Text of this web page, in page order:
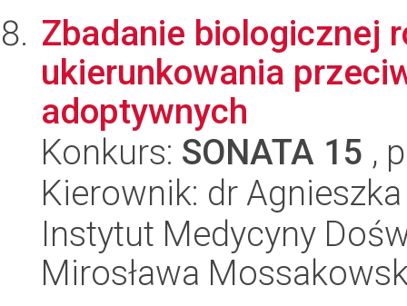
Zbadanie biologicznej
ukierunkowania
adoptywnych
Konkurs: SONATA 15 ,
Kierownik: dr
Instytut Medycyny
Mirosława